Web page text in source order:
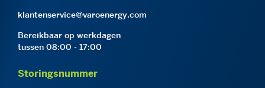
klantenservice@varoenergy.com
Bereikbaar op werkdagen
tussen 08:00 - 17:00
Storingsnummer